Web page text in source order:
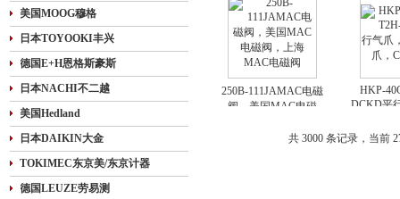
美国MOOG穆格
日本TOYOOKI丰兴
德国E+H恩格斯豪斯
日本NACHI不二越
美国Hedland
日本DAIKIN大金
TOKIMEC东京美/东京计器
德国LEUZE劳易测
250B-111JAMAC电磁
阀，美国MAC电磁
HKP-
DCKD平
共 3000 条记录，当前